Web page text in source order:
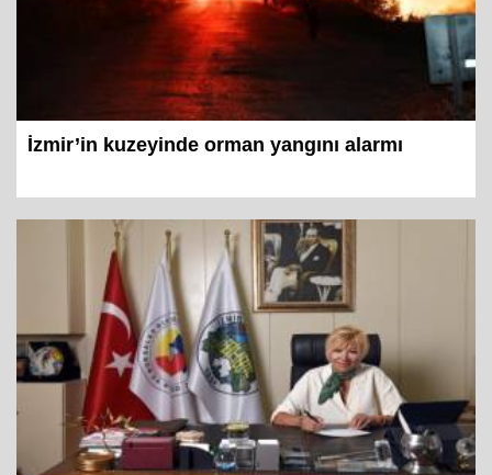
İzmir’in kuzeyinde orman yangını alarmı